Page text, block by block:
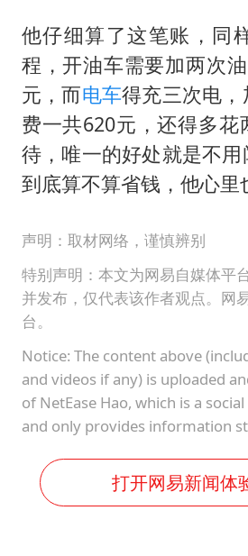
他仔细算了这笔账，同
程，开油车需要加两次
元，而电车得充三次电
费一共620元，还得多花
待，唯一的好处就是不
到底算不算省钱，他心里
声明：取材网络，谨慎辨别
特别声明：本文为网易自媒体平
并发布，仅代表该作者观点。网
台。
Notice: The content above
and videos if any) is uploaded
of NetEase Hao, which is a
and only provides information
打开网易新闻体